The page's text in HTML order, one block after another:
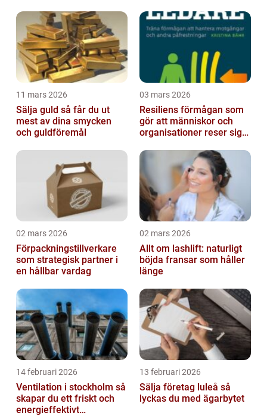
11 mars 2026
Sälja guld så får du ut
mest av dina smycken
och guldföremål
03 mars 2026
Resiliens förmågan som
gör att människor och
organisationer reser sig
02 mars 2026
Förpackningstillverkare
som strategisk partner i
en hållbar vardag
02 mars 2026
Allt om lashlift: naturligt
böjda fransar som håller
länge
14 februari 2026
Ventilation i stockholm så
skapar du ett friskt och
energieffektivt
13 februari 2026
Sälja företag luleå så
lyckas du med ägarbytet